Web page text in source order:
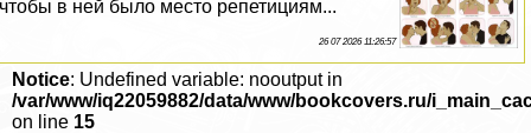
чтобы в ней было место репетициям...
26 07 2026 11:26:57
Notice: Undefined variable: nooutput in
/var/www/iq22059882/data/www/bookcovers.ru/
on line 15